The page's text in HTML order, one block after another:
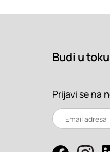
Budi u toku
Prijavi se na